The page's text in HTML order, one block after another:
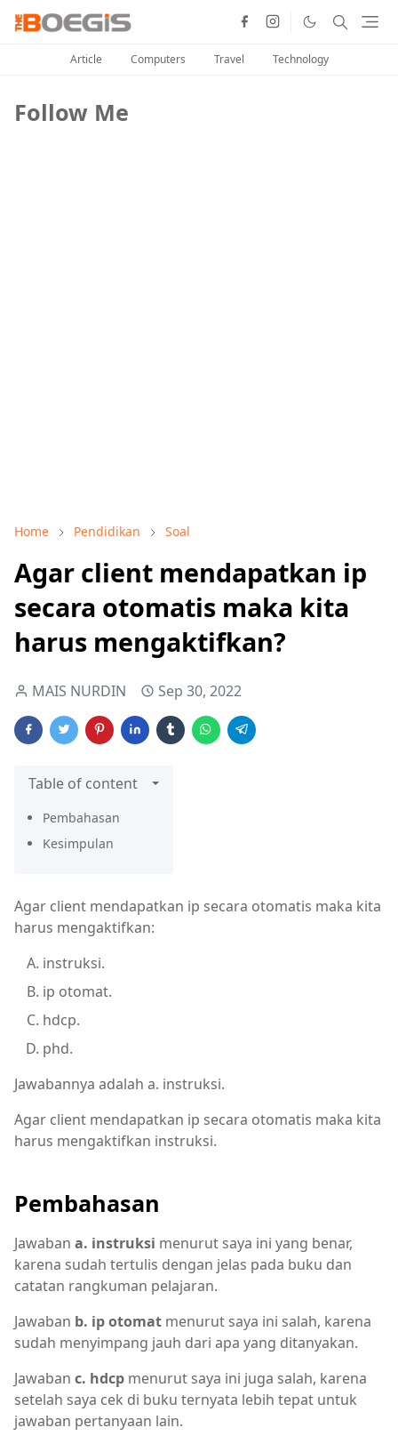
Article Computers Travel Technology
Follow Me
Home Pendidikan Soal
Agar client mendapatkan ip
secara otomatis maka kita
harus mengaktifkan?
MAIS NURDIN Sep 30, 2022
Table of content
Pembahasan
Kesimpulan
Agar client mendapatkan ip secara otomatis maka kita
harus mengaktifkan:
instruksi.
ip otomat.
hdcp.
phd.
Jawabannya adalah a. instruksi.
Agar client mendapatkan ip secara otomatis maka kita
harus mengaktifkan instruksi.
Pembahasan
Jawaban a. instruksi menurut saya ini yang benar,
karena sudah tertulis dengan jelas pada buku dan
catatan rangkuman pelajaran.
Jawaban b. ip otomat menurut saya ini salah, karena
sudah menyimpang jauh dari apa yang ditanyakan.
Jawaban c. hdcp menurut saya ini juga salah, karena
setelah saya cek di buku ternyata lebih tepat untuk
jawaban pertanyaan lain.